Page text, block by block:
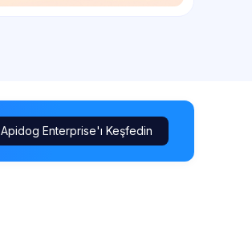
Apidog Enterprise'ı Keşfedin